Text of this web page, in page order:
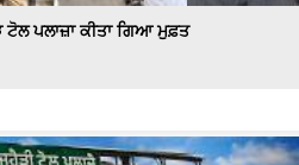
ਟੋਲ ਪਲਾਜ਼ਾ ਕੀਤਾ ਗਿਆ ਮੁਫ਼ਤ